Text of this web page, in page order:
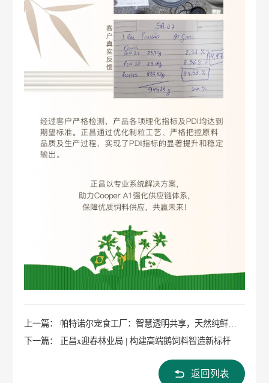
上一篇： 帕特诺尔宠食工厂：智慧透明共享，天然纯鲜匠
造下一篇： 正昌x迎春林业局 | 构建高端鹅饲料智造新标杆
返回列表